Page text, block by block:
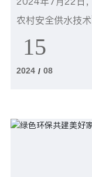
录
农村安全供水技
先进实用技术重
技术在市政污水
圾渗滤液处理之
——青海果洛州
15
2024 / 08